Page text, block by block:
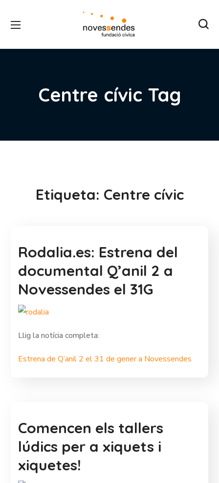
Centre cívic Tag
Etiqueta: Centre cívic
Rodalia.es: Estrena del
documental Q’anil 2 a
Novessendes el 31G
Llig la notícia completa:
Estrena de Q’anil 2 el 31 de gener a Novessendes
Comencen els tallers
lúdics per a xiquets i
xiquetes!